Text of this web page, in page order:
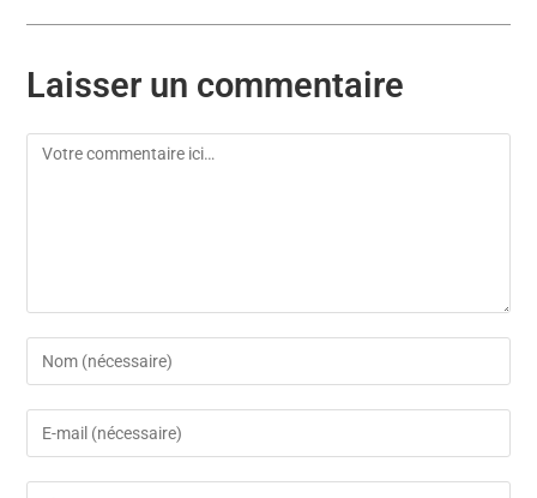
Laisser un commentaire